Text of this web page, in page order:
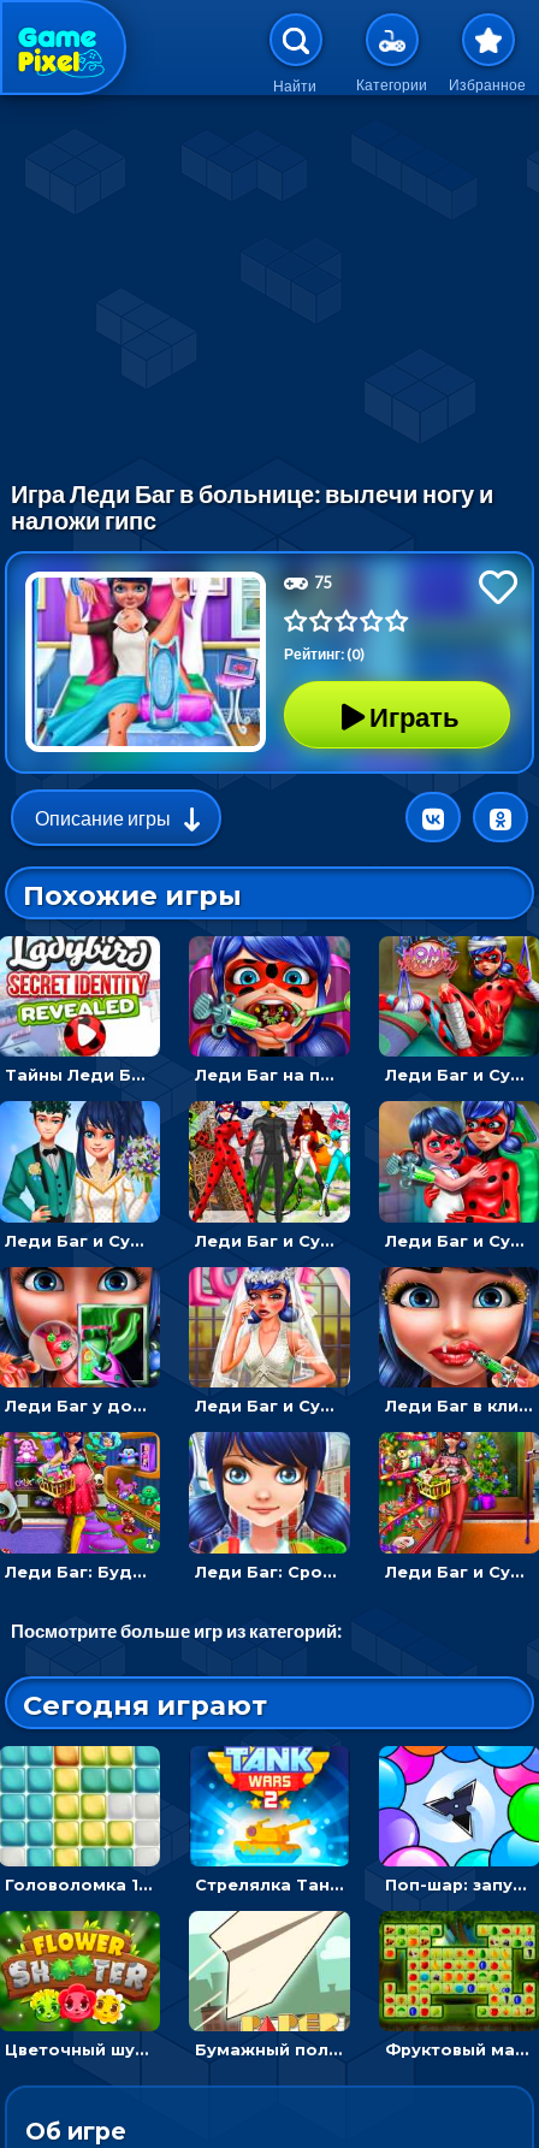
Перейти к основному
Найти Категории Избранное
Игра Леди Баг в больнице: вылечи ногу и
наложи гипс
75
Рейтинг: (0)
Играть
Описание игры
Похожие игры
Тайны Леди Баг и Супер Кота: супергеройская любовная одевалка Леди Баг на приеме у врача: искать микробы, чтобы лечить горло Леди Баг и Супер Кот: лечить супергероиню дома
Леди Баг и Супер Кот: Свадьба супергероев - одевалка жениха и невесты Леди Баг и Супер Кот: конструктор супер-героев для девочек Леди Баг и Супер Кот: родители ведут дочку на прививку
Леди Баг у доктора: чистить язык и лечить зубы - для девочек Леди Баг и Супер Кот: Испорченная свадьба - для девочек Леди Баг в клинике: увеличь губы и создай макияж для девочки
Леди Баг: Будущая мама идет по магазинам Леди Баг: Срочная хирургическая помощь Леди Баг и Супер Кот: новогодние покупки и одевалка
Посмотрите больше игр из категорий:
Сегодня играют
Головоломка 10х10 Стрелялка Танковые войны: бить по танку врага, чтобы уничтожить зло Поп-шар: запускать колючку, чтобы лопать воздушные шарики
Цветочный шутер: стрелять пчелками по цветам Бумажный полет: бросай самолетик и собери бонусы Фруктовый маджонг - найти одинаковые плитки головоломки
Об игре